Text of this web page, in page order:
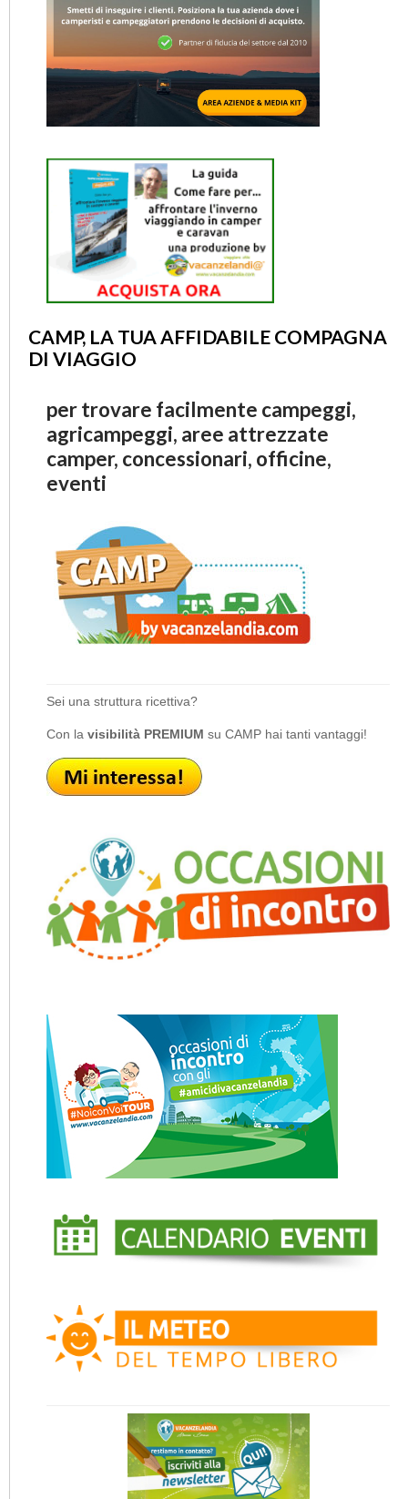
CAMP, LA TUA AFFIDABILE COMPAGNA
DI VIAGGIO
per trovare facilmente campeggi,
agricampeggi, aree attrezzate
camper, concessionari, officine,
eventi
Sei una struttura ricettiva?
Con la visibilità PREMIUM su CAMP hai tanti vantaggi!